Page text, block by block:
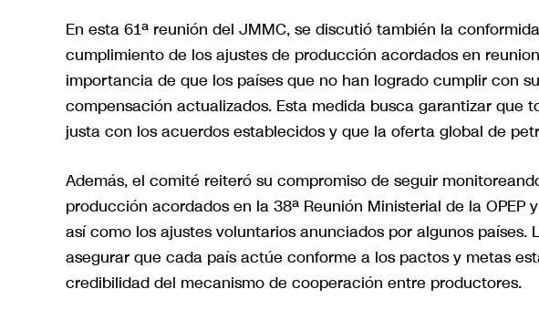
En esta 61ª reunión del JMMC, se discutió también la
cumplimiento de los ajustes de producción acordados en
importancia de que los países que no han logrado cumplir con
compensación actualizados. Esta medida busca garantizar que
justa con los acuerdos establecidos y que la oferta global de
Además, el comité reiteró su compromiso de seguir
producción acordados en la 38ª Reunión Ministerial de la OPEP
así como los ajustes voluntarios anunciados por algunos países.
asegurar que cada país actúe conforme a los pactos y metas
credibilidad del mecanismo de cooperación entre productores.